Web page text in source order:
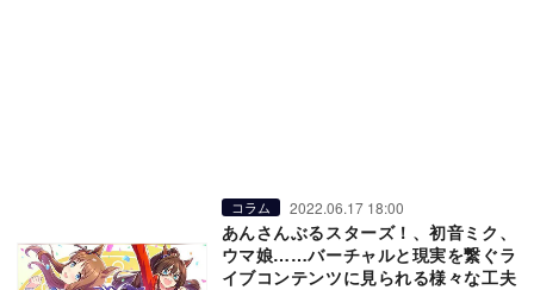
コラム 2022.06.17 18:00
あんさんぶるスターズ！、初音ミク、
ウマ娘……バーチャルと現実を繋ぐラ
イブコンテンツに見られる様々な工夫